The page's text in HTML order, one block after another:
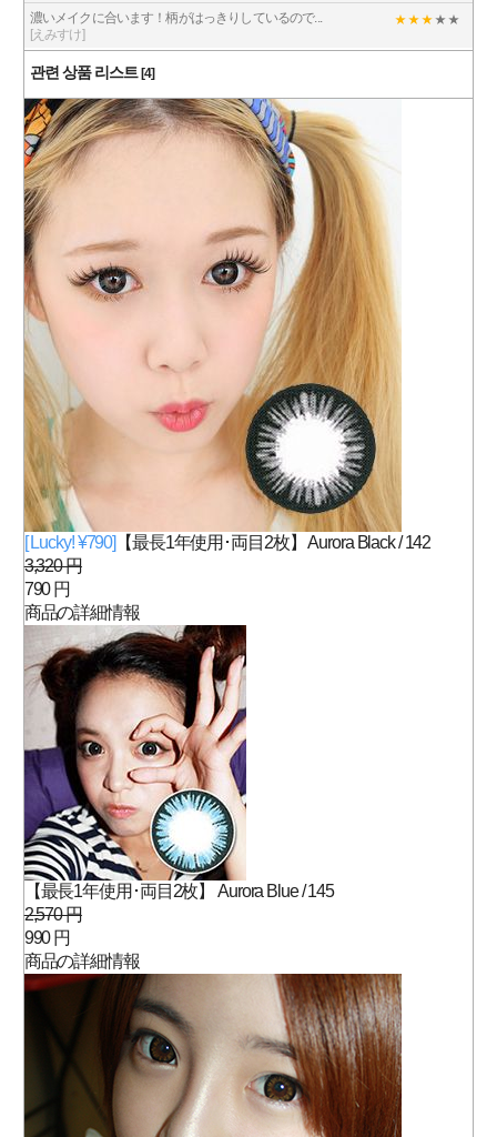
濃いメイクに合います！柄がはっきりしているので...
[えみすけ]
관련 상품 리스트 [4]
[ Lucky! ¥790] 【最長1年使用･両目2枚】 Aurora Black / 142
3,320 円
790 円
商品の詳細情報
【最長1年使用･両目2枚】 Aurora Blue / 145
2,570 円
990 円
商品の詳細情報